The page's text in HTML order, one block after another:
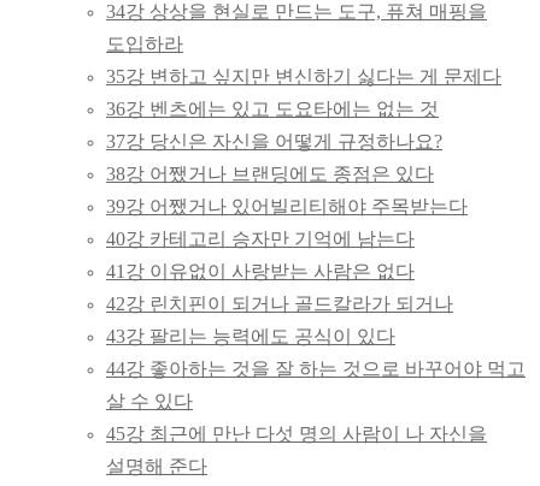
34강 상상을 현실로 만드는 도구, 퓨쳐 매핑을
도입하라
35강 변하고 싶지만 변신하기 싫다는 게 문제다
36강 벤츠에는 있고 도요타에는 없는 것
37강 당신은 자신을 어떻게 규정하나요?
38강 어쨌거나 브랜딩에도 종점은 있다
39강 어쨌거나 있어빌리티해야 주목받는다
40강 카테고리 승자만 기억에 남는다
41강 이유없이 사랑받는 사람은 없다
42강 린치핀이 되거나 골드칼라가 되거나
43강 팔리는 능력에도 공식이 있다
44강 좋아하는 것을 잘 하는 것으로 바꾸어야 먹고
살 수 있다
45강 최근에 만난 다섯 명의 사람이 나 자신을
설명해 준다